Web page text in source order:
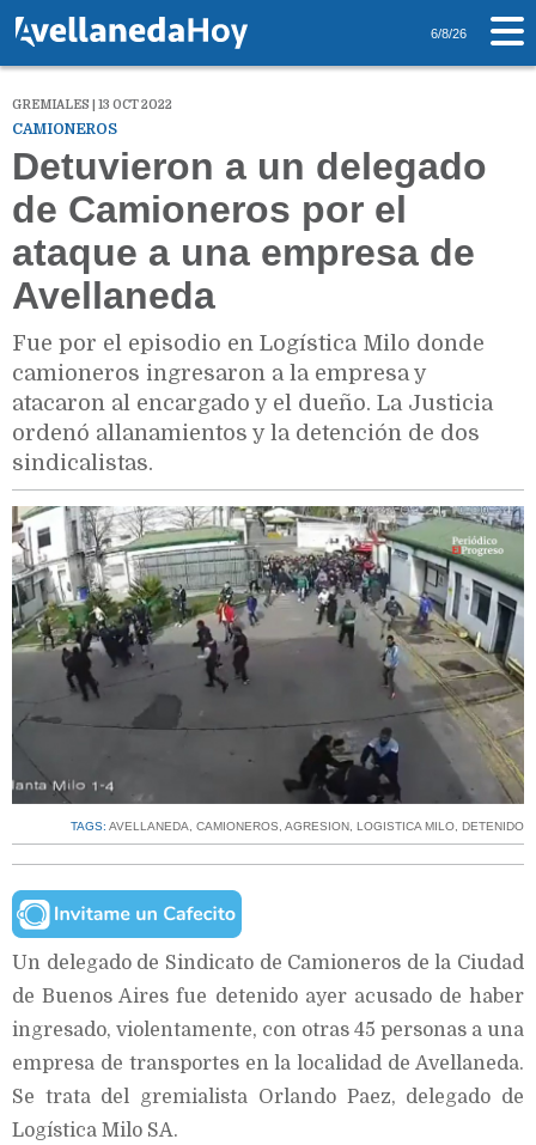
6/8/26
GREMIALES | 13 OCT 2022
CAMIONEROS
Detuvieron a un delegado
de Camioneros por el
ataque a una empresa de
Avellaneda
Fue por el episodio en Logística Milo donde
camioneros ingresaron a la empresa y
atacaron al encargado y el dueño. La Justicia
ordenó allanamientos y la detención de dos
sindicalistas.
TAGS: AVELLANEDA, CAMIONEROS, AGRESION, LOGISTICA MILO, DETENIDO
Un delegado de Sindicato de Camioneros de la Ciudad
de Buenos Aires fue detenido ayer acusado de haber
ingresado, violentamente, con otras 45 personas a una
empresa de transportes en la localidad de Avellaneda.
Se trata del gremialista Orlando Paez, delegado de
Logística Milo SA.